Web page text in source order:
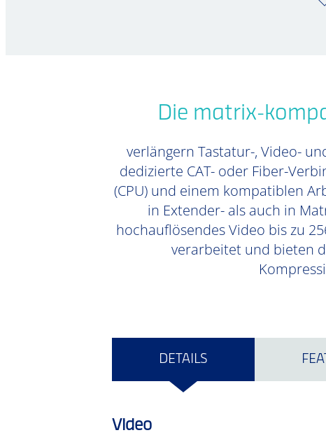
Die matrix-
verlängern Tastatur-, Video-
dedizierte CAT- oder Fiber-
(CPU) und einem kompatiblen
in Extender- als auch in
hochauflösendes Video bis zu
verarbeitet und bieten
DETAILS
Video